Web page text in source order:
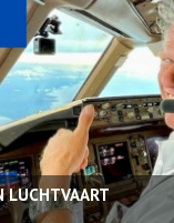
LUCHTVAART